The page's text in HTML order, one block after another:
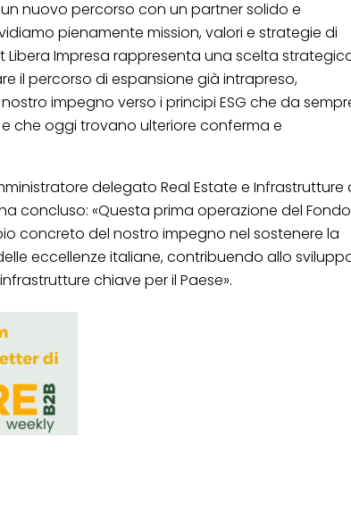
nuovo percorso con un partner solido e
pienamente mission, valori e strategie di
Libera Impresa rappresenta una scelta
il percorso di espansione già intrapreso,
impegno verso i principi ESG che da
che oggi trovano ulteriore conferma e
delegato Real Estate e Infrastrutture
ha concluso: «Questa prima operazione del Fondo
concreto del nostro impegno nel sostenere la
eccellenze italiane, contribuendo allo
chiave per il Paese».